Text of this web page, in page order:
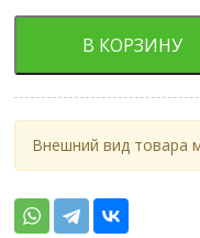
В КОРЗИНУ
Внешний вид товара